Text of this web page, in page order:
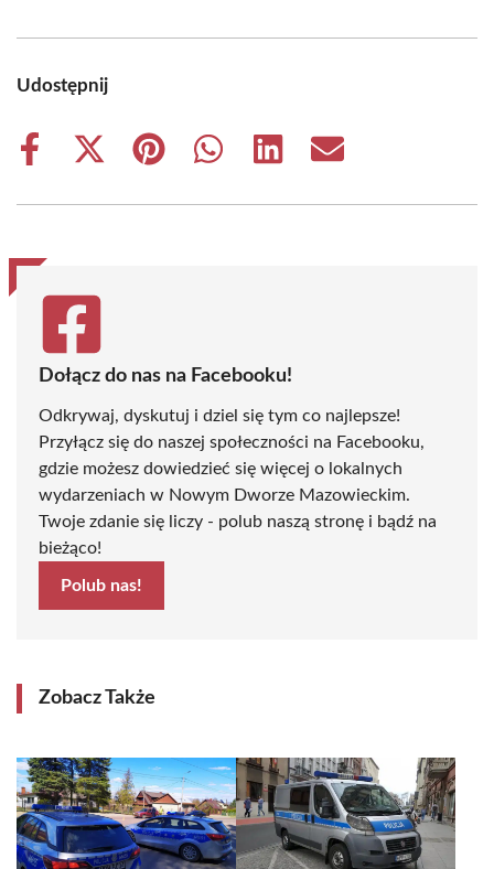
Udostępnij
Share
Share
(Twitter)
Share
Share
Share
Share
Dołącz do nas na Facebooku!
Odkrywaj, dyskutuj i dziel się tym co najlepsze!
Przyłącz się do naszej społeczności na Facebooku,
gdzie możesz dowiedzieć się więcej o lokalnych
wydarzeniach w Nowym Dworze Mazowieckim.
Twoje zdanie się liczy - polub naszą stronę i bądź na
bieżąco!
Polub nas!
Zobacz Także